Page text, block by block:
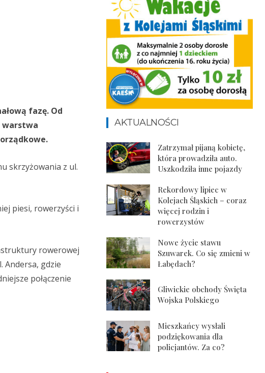
fazę. Od
warstwa
skrzyżowania z ul.
piesi, rowerzyści i
rowerowej
Andersa, gdzie
połączenie
AKTUALNOŚCI
Zatrzymał pijaną kobietę,
która prowadziła auto.
Uszkodziła inne pojazdy
Rekordowy lipiec w
Kolejach Śląskich – coraz
więcej rodzin i
rowerzystów
Nowe życie stawu
Szuwarek. Co się zmieni w
Łabędach?
Gliwickie obchody Święta
Wojska Polskiego
Mieszkańcy wysłali
podziękowania dla
policjantów. Za co?